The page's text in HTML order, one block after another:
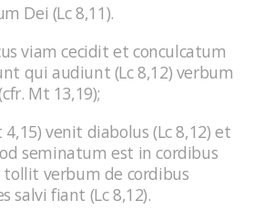
Dei (Lc 8,11).
viam cecidit et conculcatum
qui audiunt (Lc 8,12) verbum
Mt 13,19);
venit diabolus (Lc 8,12) et
seminatum est in cordibus
tollit verbum de cordibus
salvi fiant (Lc 8,12).